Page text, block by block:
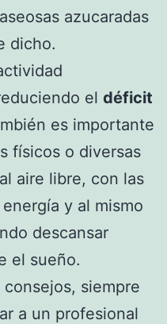
azucaradas
dicho.
el déficit
es importante
físicos o diversas
aire libre, con las
y al mismo
descansar
el sueño.
siempre
a un profesional